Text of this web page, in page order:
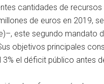
cantidades de
de euros en 2019,
este segundo mandato
objetivos principales
el déficit público antes